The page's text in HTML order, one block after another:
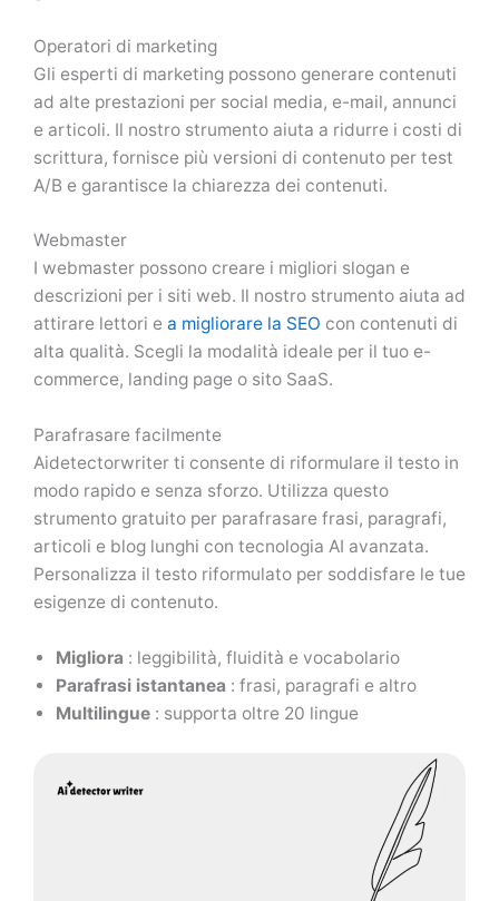
Operatori di marketing
Gli esperti di marketing possono generare contenuti
ad alte prestazioni per social media, e-mail, annunci
e articoli. Il nostro strumento aiuta a ridurre i costi di
scrittura, fornisce più versioni di contenuto per test
A/B e garantisce la chiarezza dei contenuti.
Webmaster
I webmaster possono creare i migliori slogan e
descrizioni per i siti web. Il nostro strumento aiuta ad
attirare lettori e a migliorare la SEO con contenuti di
alta qualità. Scegli la modalità ideale per il tuo e-
commerce, landing page o sito SaaS.
Parafrasare facilmente
Aidetectorwriter ti consente di riformulare il testo in
modo rapido e senza sforzo. Utilizza questo
strumento gratuito per parafrasare frasi, paragrafi,
articoli e blog lunghi con tecnologia AI avanzata.
Personalizza il testo riformulato per soddisfare le tue
esigenze di contenuto.
Migliora : leggibilità, fluidità e vocabolario
Parafrasi istantanea : frasi, paragrafi e altro
Multilingue : supporta oltre 20 lingue